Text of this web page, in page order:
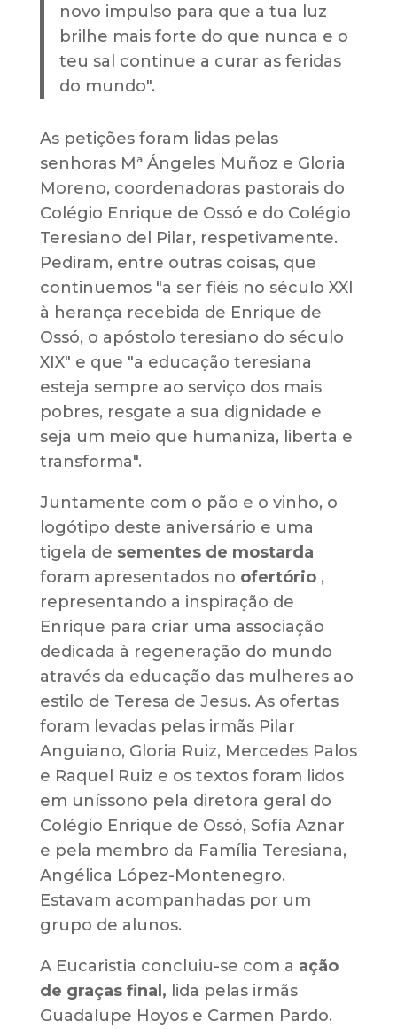
novo impulso para que a tua luz
brilhe mais forte do que nunca e o
teu sal continue a curar as feridas
do mundo".
As petições foram lidas pelas
senhoras Mª Ángeles Muñoz e Gloria
Moreno, coordenadoras pastorais do
Colégio Enrique de Ossó e do Colégio
Teresiano del Pilar, respetivamente.
Pediram, entre outras coisas, que
continuemos "a ser fiéis no século XXI
à herança recebida de Enrique de
Ossó, o apóstolo teresiano do século
XIX" e que "a educação teresiana
esteja sempre ao serviço dos mais
pobres, resgate a sua dignidade e
seja um meio que humaniza, liberta e
transforma".
Juntamente com o pão e o vinho, o
logótipo deste aniversário e uma
tigela de sementes de mostarda
foram apresentados no ofertório ,
representando a inspiração de
Enrique para criar uma associação
dedicada à regeneração do mundo
através da educação das mulheres ao
estilo de Teresa de Jesus. As ofertas
foram levadas pelas irmãs Pilar
Anguiano, Gloria Ruiz, Mercedes Palos
e Raquel Ruiz e os textos foram lidos
em uníssono pela diretora geral do
Colégio Enrique de Ossó, Sofía Aznar
e pela membro da Família Teresiana,
Angélica López-Montenegro.
Estavam acompanhadas por um
grupo de alunos.
A Eucaristia concluiu-se com a ação
de graças final, lida pelas irmãs
Guadalupe Hoyos e Carmen Pardo.